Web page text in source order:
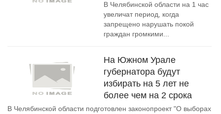
В Челябинской области на 1 час
увеличат период, когда
запрещено нарушать покой
граждан громкими...
На Южном Урале
губернатора будут
избирать на 5 лет не
более чем на 2 срока
В Челябинской области подготовлен законопроект "О выборах